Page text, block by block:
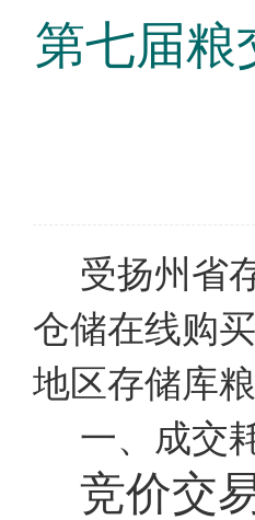
第七届粮
受扬州省
仓储在线购
地区存储库
一、成交
竞价交